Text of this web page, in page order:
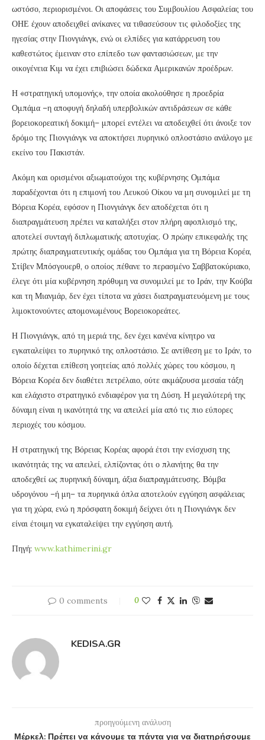
ωστόσο, περιορισμένοι. Οι αποφάσεις του Συμβουλίου Ασφαλείας του
ΟΗΕ έχουν αποδειχθεί ανίκανες να τιθασεύσουν τις φιλοδοξίες της
ηγεσίας στην Πιονγιάνγκ, ενώ οι ελπίδες για κατάρρευση του
καθεστώτος έμειναν στο επίπεδο των φαντασιώσεων, με την
οικογένεια Κιμ να έχει επιβιώσει δώδεκα Αμερικανών προέδρων.
Η «στρατηγική υπομονής», την οποία ακολούθησε η προεδρία
Ομπάμα –η αποφυγή δηλαδή υπερβολικών αντιδράσεων σε κάθε
βορειοκορεατική δοκιμή– μπορεί εντέλει να αποδειχθεί ότι άνοιξε τον
δρόμο της Πιονγιάνγκ να αποκτήσει πυρηνικό οπλοστάσιο ανάλογο με
εκείνο του Πακιστάν.
Ακόμη και ορισμένοι αξιωματούχοι της κυβέρνησης Ομπάμα
παραδέχονται ότι η επιμονή του Λευκού Οίκου να μη συνομιλεί με τη
Βόρεια Κορέα, εφόσον η Πιονγιάνγκ δεν αποδέχεται ότι η
διαπραγμάτευση πρέπει να καταλήξει στον πλήρη αφοπλισμό της,
αποτελεί συνταγή διπλωματικής αποτυχίας. Ο πρώην επικεφαλής της
πρώτης διαπραγματευτικής ομάδας του Ομπάμα για τη Βόρεια Κορέα,
Στίβεν Μπόσγουερθ, ο οποίος πέθανε το περασμένο Σαββατοκύριακο,
έλεγε ότι μία κυβέρνηση πρόθυμη να συνομιλεί με το Ιράν, την Κούβα
και τη Μιανμάρ, δεν έχει τίποτα να χάσει διαπραγματευόμενη με τους
λιμοκτονούντες απομονωμένους Βορειοκορεάτες.
Η Πιονγιάνγκ, από τη μεριά της, δεν έχει κανένα κίνητρο να
εγκαταλείψει το πυρηνικό της οπλοστάσιο. Σε αντίθεση με το Ιράν, το
οποίο δέχεται επίθεση γοητείας από πολλές χώρες του κόσμου, η
Βόρεια Κορέα δεν διαθέτει πετρέλαιο, ούτε ακμάζουσα μεσαία τάξη
και ελάχιστο στρατηγικό ενδιαφέρον για τη Δύση. Η μεγαλύτερή της
δύναμη είναι η ικανότητά της να απειλεί μία από τις πιο εύπορες
περιοχές του κόσμου.
Η στρατηγική της Βόρειας Κορέας αφορά έτσι την ενίσχυση της
ικανότητάς της να απειλεί, ελπίζοντας ότι ο πλανήτης θα την
αποδεχθεί ως πυρηνική δύναμη, άξια διαπραγμάτευσης. Βόμβα
υδρογόνου –ή μη– τα πυρηνικά όπλα αποτελούν εγγύηση ασφάλειας
για τη χώρα, ενώ η πρόσφατη δοκιμή δείχνει ότι η Πιονγιάνγκ δεν
είναι έτοιμη να εγκαταλείψει την εγγύηση αυτή.
Πηγή: www.kathimerini.gr
0 comments 0
KEDISA.GR
προηγούμενη ανάλυση
Μέρκελ: Πρέπει να κάνουμε τα πάντα για να διατηρήσουμε